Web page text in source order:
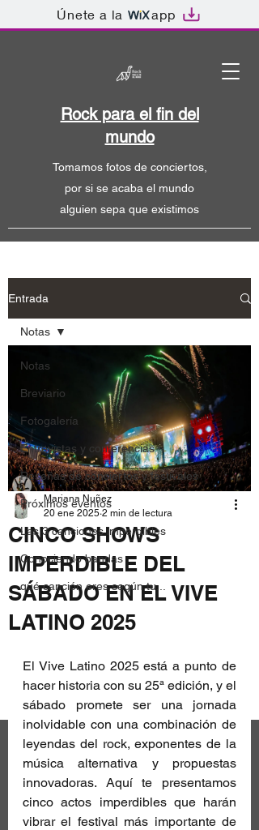
Únete a la app
Tomamos fotos de conciertos,
por si se acaba el mundo
alguien sepa que existimos
Rock para el fin del
mundo
Entrada
Notas
Breviario
Fotogalería
Entrevistas y conferencias
Reseñas de conciertos y festivales
Próximos eventos
Las 3 canciones imperdibles
Conociendo bandas
qué canción eres según tu...
Notas
CINCO SHOWS
IMPERDIBLE DEL
SÁBADO EN EL VIVE
LATINO 2025
Mariana Nuñez
20 ene 2025 2 min de lectura
El Vive Latino 2025 está a punto de
hacer historia con su 25ª edición, y el
sábado promete ser una jornada
inolvidable con una combinación de
leyendas del rock, exponentes de la
música alternativa y propuestas
innovadoras. Aquí te presentamos
cinco actos imperdibles que harán
vibrar el festival más importante de